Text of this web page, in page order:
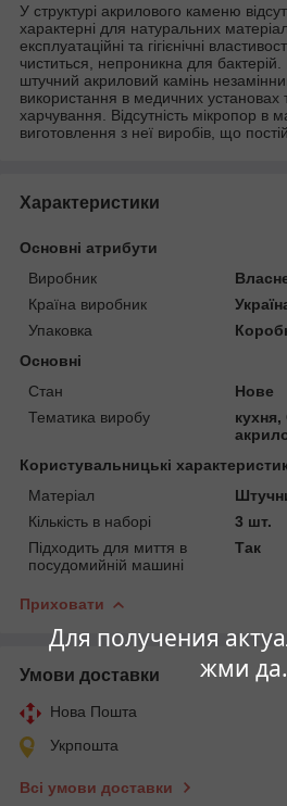
Для получения
жми да.
У структурі акрилового каменю
характерні для натуральних
експлуатаційні та гігієнічні
чиститься, непроникна для бактерій.
штучний акриловий камінь
використання в медичних установах
харчування. Відсутність мікропор в
виготовлення з неї виробів, що
Характеристики
Основні атрибути
Виробник
Країна виробник
Упаковка
Основні
Стан
Нове
Тематика виробу
Користувальницькі
Матеріал
Кількість в наборі
3 шт.
Підходить для миття в
посудомийній машині
Так
Приховати
Умови доставки
Нова Пошта
Укрпошта
Всі умови доставки